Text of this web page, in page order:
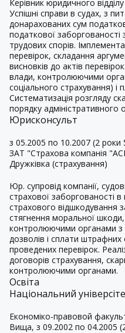
Керівник юридичного
Успішні справи в судах, з
донарахованих сум
податкової заборгованості
трудових спорів.
перевірок, складання
висновків до актів
влади, контролюючими
соціального страхування) і
Систематизація розгляду
порядку адміністративного
Юрисконсульт
з 05.2005 по 10.2007 (2 роки
ЗАТ "Страхова компанія
Дружківка (страхування)
Юр. супровід компанії,
страхової заборгованості
страхового відшкодування
стягнення моральної
контролюючими органами з
дозволів і сплати штрафних
проведених перевірок.
договорів страхування,
контролюючими органами.
Освіта
Національний
Економіко-правовой
Вища, з 09.2002 по 04.2005